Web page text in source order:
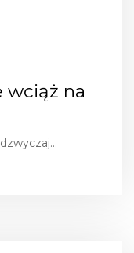
wciąż na